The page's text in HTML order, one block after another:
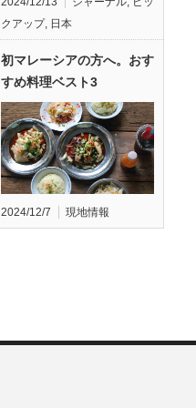
クアップ, 日本
初マレーシアの方へ。おす
すめ料理ベスト3
2024/12/7 現地情報